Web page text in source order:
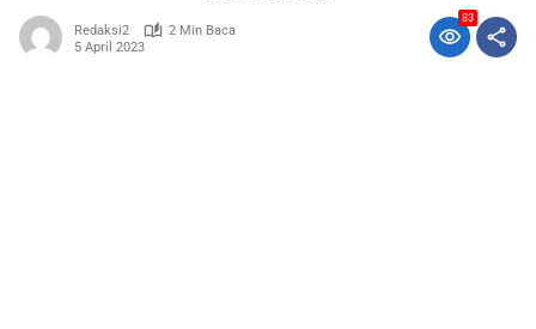
Redaksi2
2 Min Baca
5 April 2023
83